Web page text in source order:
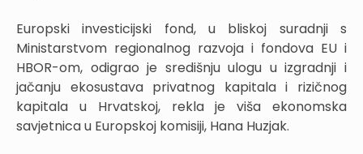
Europski investicijski fond, u bliskoj suradnji s
Ministarstvom regionalnog razvoja i fondova EU i
HBOR-om, odigrao je središnju ulogu u izgradnji i
jačanju ekosustava privatnog kapitala i rizičnog
kapitala u Hrvatskoj, rekla je viša ekonomska
savjetnica u Europskoj komisiji, Hana Huzjak.